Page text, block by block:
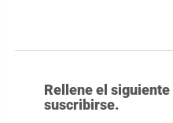
Rellene el
suscribirse.